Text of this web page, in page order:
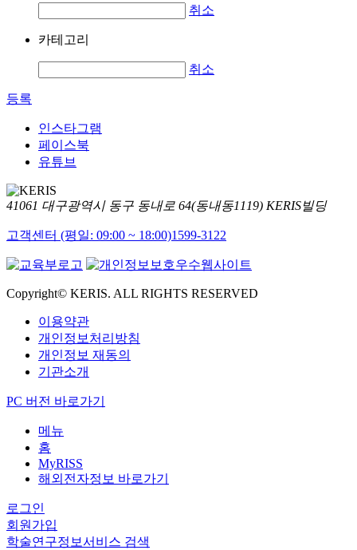
취소
카테고리
취소
등록
인스타그램
페이스북
유튜브
41061 대구광역시 동구 동내로 64(동내동1119) KERIS빌딩
고객센터 (평일: 09:00 ~ 18:00)1599-3122
Copyright© KERIS. ALL RIGHTS RESERVED
이용약관
개인정보처리방침
개인정보 재동의
기관소개
PC 버전 바로가기
메뉴
홈
MyRISS
해외전자정보 바로가기
로그인
회원가입
학술연구정보서비스 검색